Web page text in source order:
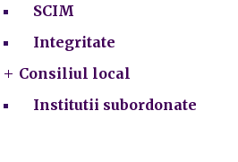
SCIM
Integritate
Consiliul local
Institutii subordonate